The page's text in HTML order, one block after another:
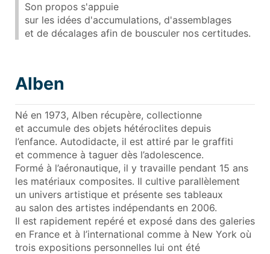
Son propos s'appuie
sur les idées d'accumulations, d'assemblages
et de décalages afin de bousculer nos certitudes.
Alben
Né en 1973, Alben récupère, collectionne
et accumule des objets hétéroclites depuis
l’enfance. Autodidacte, il est attiré par le graffiti
et commence à taguer dès l’adolescence.
Formé à l’aéronautique, il y travaille pendant 15 ans
les matériaux composites. Il cultive parallèlement
un univers artistique et présente ses tableaux
au salon des artistes indépendants en 2006.
Il est rapidement repéré et exposé dans des galeries
en France et à l’international comme à New York où
trois expositions personnelles lui ont été